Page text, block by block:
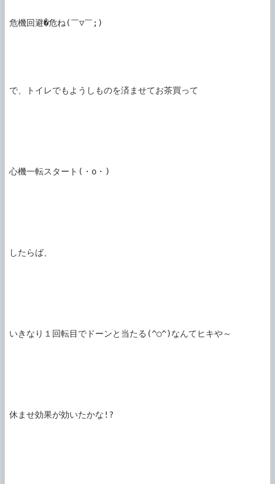
危機回避�危ね(￣▽￣;)
で、トイレでもようしものを済ませてお茶買って
心機一転スタート(・o・)
したらば、
いきなり１回転目でドーンと当たる(^○^)なんてヒキや～
休ませ効果が効いたかな!?